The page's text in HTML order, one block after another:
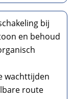
bij
en behoud
wachttijden
route